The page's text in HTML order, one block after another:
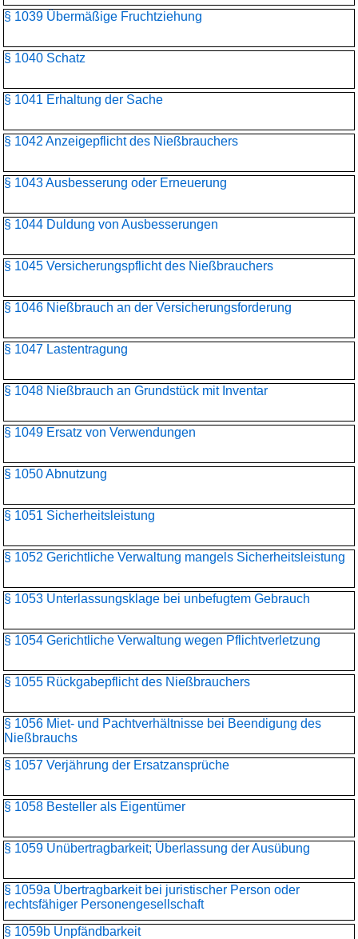
§ 1039 Übermäßige Fruchtziehung
§ 1040 Schatz
§ 1041 Erhaltung der Sache
§ 1042 Anzeigepflicht des Nießbrauchers
§ 1043 Ausbesserung oder Erneuerung
§ 1044 Duldung von Ausbesserungen
§ 1045 Versicherungspflicht des Nießbrauchers
§ 1046 Nießbrauch an der Versicherungsforderung
§ 1047 Lastentragung
§ 1048 Nießbrauch an Grundstück mit Inventar
§ 1049 Ersatz von Verwendungen
§ 1050 Abnutzung
§ 1051 Sicherheitsleistung
§ 1052 Gerichtliche Verwaltung mangels Sicherheitsleistung
§ 1053 Unterlassungsklage bei unbefugtem Gebrauch
§ 1054 Gerichtliche Verwaltung wegen Pflichtverletzung
§ 1055 Rückgabepflicht des Nießbrauchers
§ 1056 Miet- und Pachtverhältnisse bei Beendigung des
Nießbrauchs
§ 1057 Verjährung der Ersatzansprüche
§ 1058 Besteller als Eigentümer
§ 1059 Unübertragbarkeit; Überlassung der Ausübung
§ 1059a Übertragbarkeit bei juristischer Person oder
rechtsfähiger Personengesellschaft
§ 1059b Unpfändbarkeit